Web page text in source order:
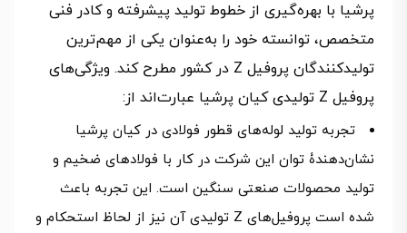
پرشیا با بهره‌گیری از خطوط تولید پیشرفته و کادر فنی
متخصص، توانسته خود را به‌عنوان یکی از مهم‌ترین
تولیدکنندگان پروفیل Z در کشور مطرح کند. ویژگی‌های
پروفیل Z تولیدی کیان پرشیا عبارت‌اند از:
تجربه تولید لوله‌های قطور فولادی در کیان پرشیا
نشان‌دهندۀ توان این شرکت در کار با فولادهای ضخیم و
تولید محصولات صنعتی سنگین است. این تجربه باعث
شده است پروفیل‌های Z تولیدی آن نیز از لحاظ استحکام و